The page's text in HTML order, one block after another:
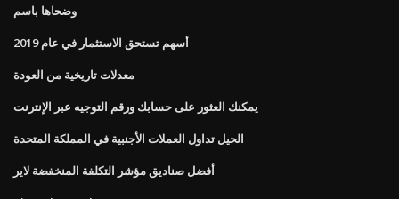
وضحاها باسم
أسهم تستحق الاستثمار في عام 2019
معدلات تاريخية من العودة
يمكنك العثور على حسابك ورقم التوجيه عبر الإنترنت
الحيل تداول العملات الأجنبية في المملكة المتحدة
أفضل صناديق مؤشر التكلفة المنخفضة لاير